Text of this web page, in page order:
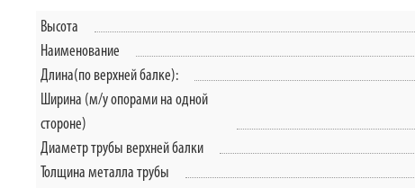
Высота
Наименование
Длина(по верхней балке):
Ширина (м/у опорами на одной
стороне)
Диаметр трубы верхней балки
Толщина металла трубы